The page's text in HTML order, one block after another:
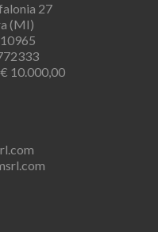
27
(MI)
10.000,00